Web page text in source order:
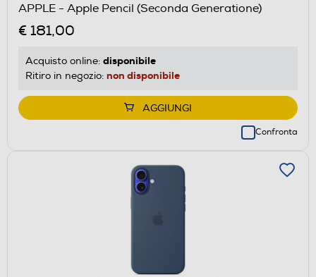
APPLE - Apple Pencil (Seconda Generatione)
€ 181,00
Acquisto online: disponibile
Ritiro in negozio: non disponibile
AGGIUNGI
Confronta